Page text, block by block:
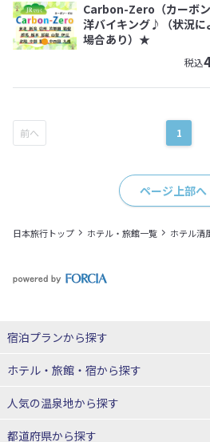
Carbon-Zero（カーボ
洋バイキング♪（状況に
場合あり）★
税込
1
ページ上部へ
日本旅行トップ ホテル・旅館一覧 ホテル清
宿泊プランから探す
北海道
東北
青森県
ホテル・旅館・宿から探す
北海道ホテル・旅館
人気の温泉地から探す
北海道
都道府県から探す